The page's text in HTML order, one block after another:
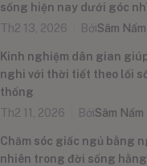
sống hiện nay dưới góc
Th2 13, 2026
BởiSâm
Kinh nghiệm dân gian
nghi với thời tiết theo lối
thống
Th2 11, 2026
BởiSâm
Chăm sóc giấc ngủ bằng
nhiên trong đời sống